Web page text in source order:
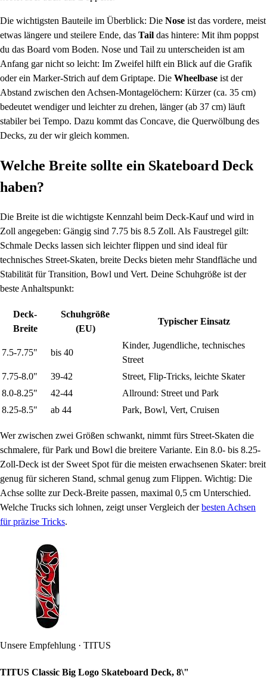
Die wichtigsten Bauteile im Überblick: Die Nose ist das vordere, meist
etwas längere und steilere Ende, das Tail das hintere: Mit ihm poppst
du das Board vom Boden. Nose und Tail zu unterscheiden ist am
Anfang gar nicht so leicht: Im Zweifel hilft ein Blick auf die Grafik
oder ein Marker-Strich auf dem Griptape. Die Wheelbase ist der
Abstand zwischen den Achsen-Montagelöchern: Kürzer (ca. 35 cm)
bedeutet wendiger und leichter zu drehen, länger (ab 37 cm) läuft
stabiler bei Tempo. Dazu kommt das Concave, die Querwölbung des
Decks, zu der wir gleich kommen.
Welche Breite sollte ein Skateboard Deck
haben?
Die Breite ist die wichtigste Kennzahl beim Deck-Kauf und wird in
Zoll angegeben: Gängig sind 7.75 bis 8.5 Zoll. Als Faustregel gilt:
Schmale Decks lassen sich leichter flippen und sind ideal für
technisches Street-Skaten, breite Decks bieten mehr Standfläche und
Stabilität für Transition, Bowl und Vert. Deine Schuhgröße ist der
beste Anhaltspunkt:
Deck-
Breite
Schuhgröße
(EU)
Typischer Einsatz
7.5-7.75" bis 40
Kinder, Jugendliche, technisches
Street
7.75-8.0"
39-42
Street, Flip-Tricks, leichte Skater
8.0-8.25"
42-44
Allround: Street und Park
8.25-8.5"
ab 44 Park, Bowl, Vert, Cruisen
Wer zwischen zwei Größen schwankt, nimmt fürs Street-Skaten die
schmalere, für Park und Bowl die breitere Variante. Ein 8.0- bis 8.25-
Zoll-Deck ist der Sweet Spot für die meisten erwachsenen Skater: breit
genug für sicheren Stand, schmal genug zum Flippen. Wichtig: Die
Achse sollte zur Deck-Breite passen, maximal 0,5 cm Unterschied.
Welche Trucks sich lohnen, zeigt unser Vergleich derbesten Achsen
für präzise Tricks.
Unsere Empfehlung · TITUS
TITUS Classic Big Logo Skateboard Deck, 8\"